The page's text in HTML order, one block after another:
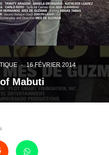
· 16 FÉVRIER 2014
Mabuti